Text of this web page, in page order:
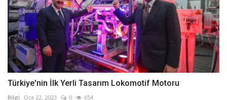
Türkiye'nin İlk Yerli Tasarım Lokomotif Motoru
Bilgi Oca 22, 2023 0 654